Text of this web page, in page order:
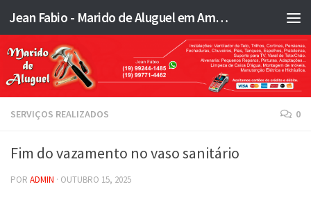
Skip to content Jean Fabio - Marido de Aluguel em Americana SP e região - JFMA
SERVIÇOS REALIZADOS 0
Fim do vazamento no vaso sanitário
POR ADMIN · OUTUBRO 15, 2025